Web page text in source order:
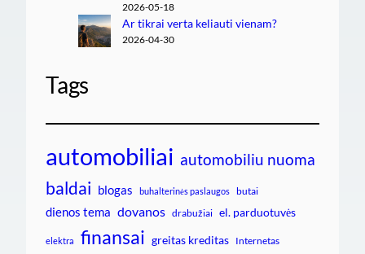
2026-05-18
Ar tikrai verta keliauti vienam?
2026-04-30
Tags
automobiliai automobiliu nuoma
baldai blogas buhalterinės paslaugos butai
dienos tema dovanos drabužiai el. parduotuvės
elektra finansai greitas kreditas Internetas